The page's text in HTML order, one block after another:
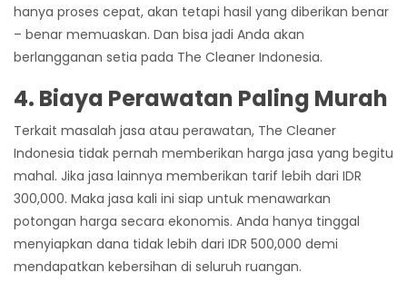
hanya proses cepat, akan tetapi hasil yang diberikan benar
– benar memuaskan. Dan bisa jadi Anda akan
berlangganan setia pada The Cleaner Indonesia.
4. Biaya Perawatan Paling Murah
Terkait masalah jasa atau perawatan, The Cleaner
Indonesia tidak pernah memberikan harga jasa yang begitu
mahal. Jika jasa lainnya memberikan tarif lebih dari IDR
300,000. Maka jasa kali ini siap untuk menawarkan
potongan harga secara ekonomis. Anda hanya tinggal
menyiapkan dana tidak lebih dari IDR 500,000 demi
mendapatkan kebersihan di seluruh ruangan.